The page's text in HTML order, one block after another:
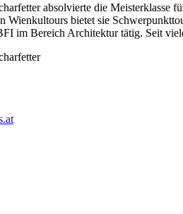
absolvierte die
Wienkultours bietet sie
im Bereich Architektur tätig. Seit